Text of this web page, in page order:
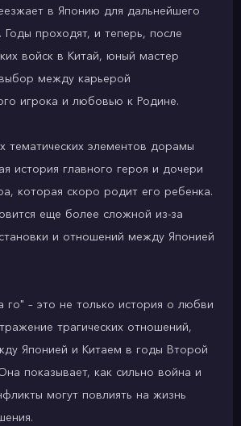
в Японию для дальнейшего
Годы проходят, и теперь, после
войск в Китай, юный мастер
между карьерой
игрока и любовью к Родине.
тематических элементов дорамы
история главного героя и дочери
которая скоро родит его ребенка.
еще более сложной из-за
и отношений между Японией
– это не только история о любви
трагических отношений,
Японией и Китаем в годы Второй
показывает, как сильно война и
могут повлиять на жизнь